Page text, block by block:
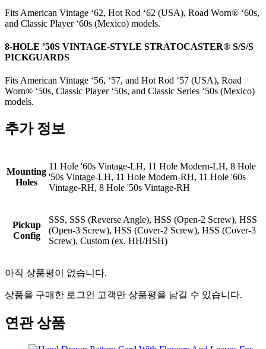
Fits American Vintage ‘62, Hot Rod ‘62 (USA), Road Worn® ‘60s,
and Classic Player ‘60s (Mexico) models.
8-HOLE ’50S VINTAGE-STYLE STRATOCASTER® S/S/S
PICKGUARDS
Fits American Vintage ‘56, ‘57, and Hot Rod ‘57 (USA), Road
Worn® ‘50s, Classic Player ‘50s, and Classic Series ‘50s (Mexico)
models.
추가 정보
Mounting
Holes
11 Hole '60s Vintage-LH, 11 Hole Modern-LH, 8 Hole
'50s Vintage-LH, 11 Hole Modern-RH, 11 Hole '60s
Vintage-RH, 8 Hole '50s Vintage-RH
Pickup
Config
SSS, SSS (Reverse Angle), HSS (Open-2 Screw), HSS
(Open-3 Screw), HSS (Cover-2 Screw), HSS (Cover-3
Screw), Custom (ex. HH/HSH)
아직 상품평이 없습니다.
상품을 구매한 로그인 고객만 상품평을 남길 수 있습니다.
연관 상품